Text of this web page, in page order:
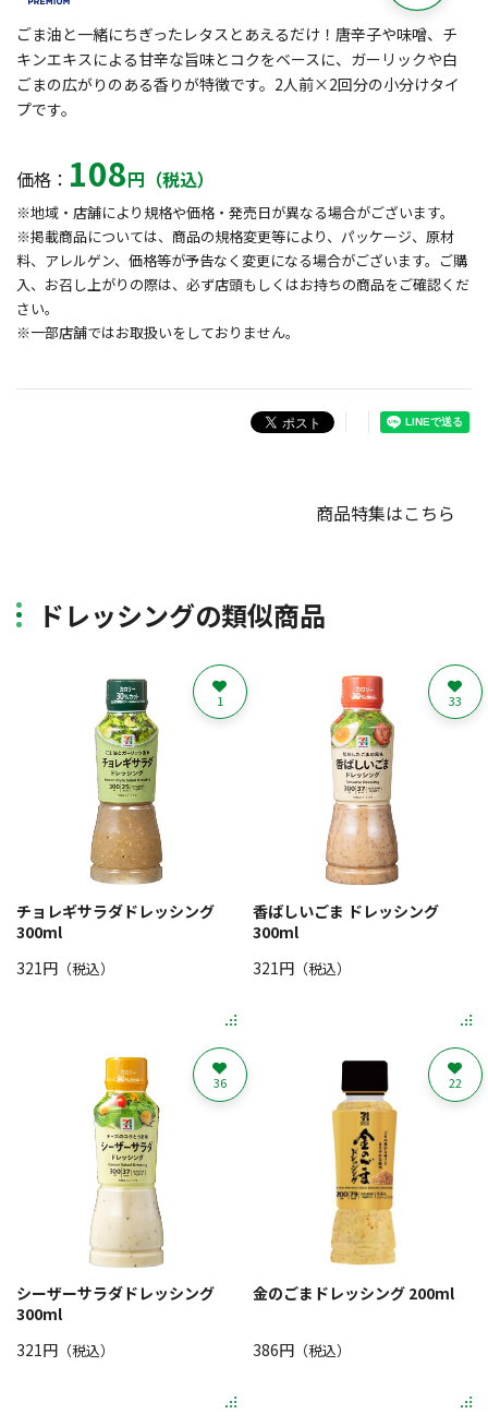
ごま油と一緒にちぎったレタスとあえるだけ！唐辛子や味噌、チ
キンエキスによる甘辛な旨味とコクをベースに、ガーリックや白
ごまの広がりのある香りが特徴です。2人前×2回分の小分けタイ
プです。
価格： 108円（税込）
※地域・店舗により規格や価格・発売日が異なる場合がございます。
※掲載商品については、商品の規格変更等により、パッケージ、原材
料、アレルゲン、価格等が予告なく変更になる場合がございます。ご購
入、お召し上がりの際は、必ず店頭もしくはお持ちの商品をご確認くだ
さい。
※一部店舗ではお取扱いをしておりません。
商品特集はこちら
ドレッシングの類似商品
チョレギサラダドレッシング
300ml
321円 （税込）
1
香ばしいごま ドレッシング
300ml
321円（税込）
33
シーザーサラダドレッシング
300ml
321円 （税込）
36
金のごまドレッシング 200ml
386円（税込）
22